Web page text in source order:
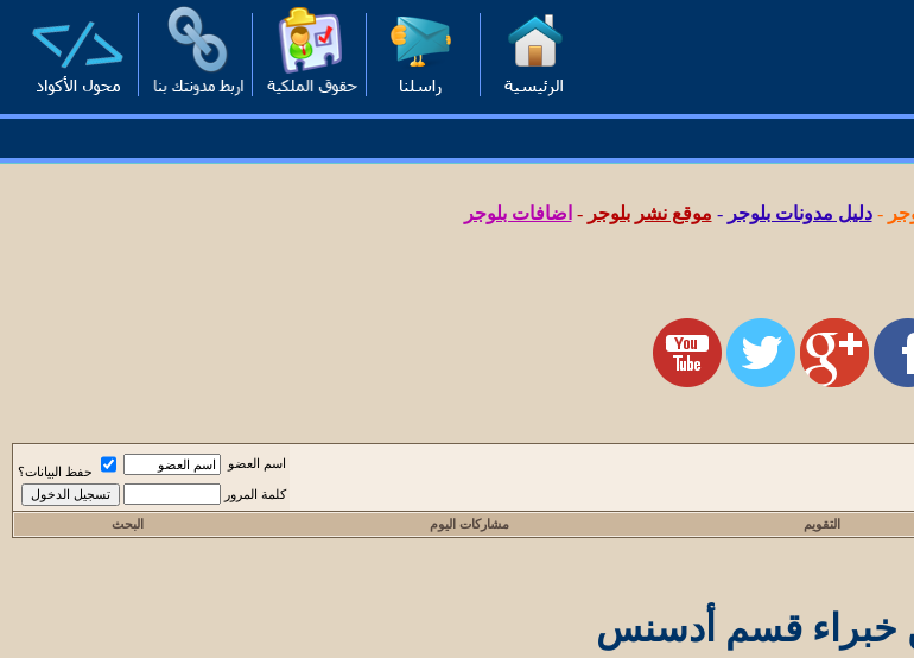
-دليل مدونات بلوجر - موقع نشر بلوجر - اضافات بلوجر
اسم العضو
حفظ البيانات؟
كلمة المرور
التقويم مشاركات اليوم البحث
خبراء قسم أدسنس